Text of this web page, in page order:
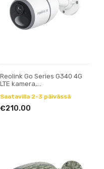
Reolink Go Series G340 4G
LTE kamera,
Saatavilla 2-3 päivässä
€210.00